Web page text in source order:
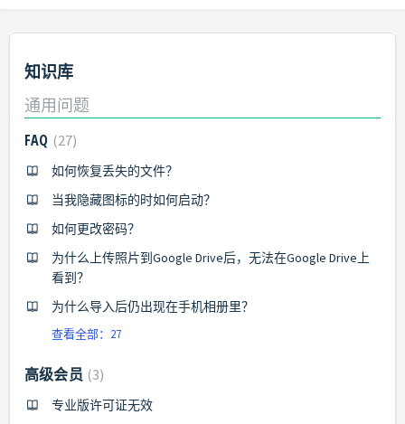
知识库
通用问题
FAQ 27
如何恢复丢失的文件？
当我隐藏图标的时如何启动？
如何更改密码？
为什么上传照片到Google Drive后，无法在Google Drive上
看到？
为什么导入后仍出现在手机相册里？
查看全部：27
高级会员 3
专业版许可证无效